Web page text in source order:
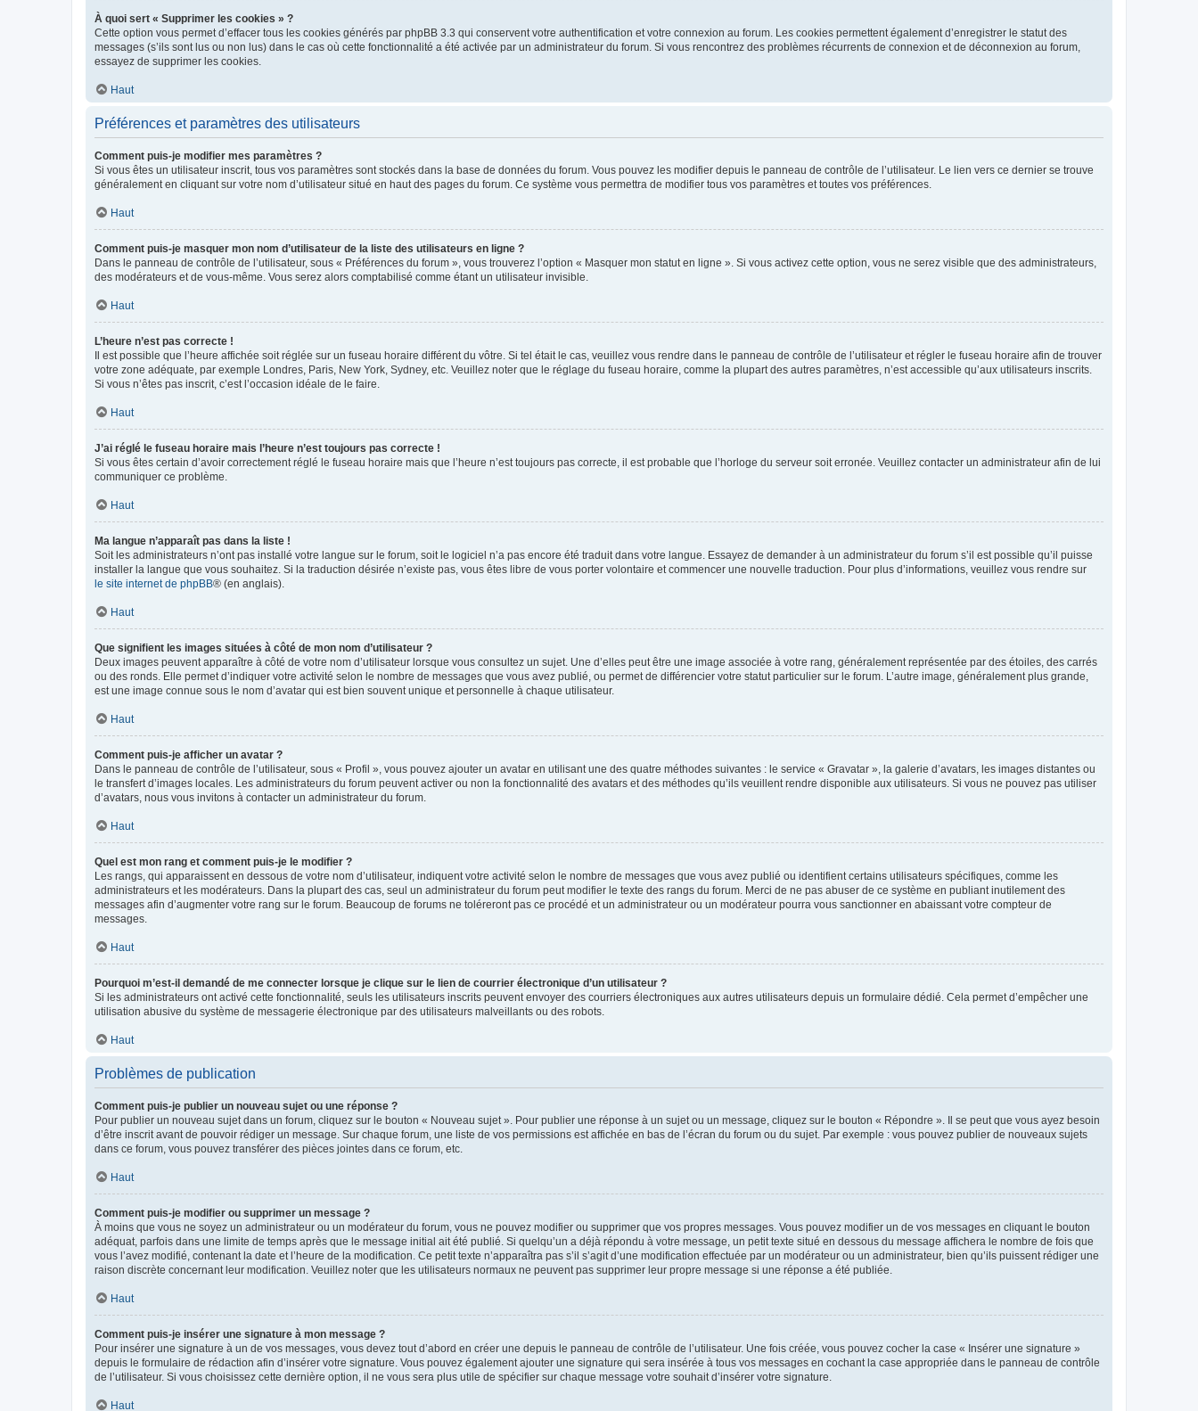
À quoi sert « Supprimer les cookies » ?
Cette option vous permet d’effacer tous les cookies générés par phpBB 3.3 qui conservent votre authentification et votre connexion au forum. Les cookies permettent également d’enregistrer le statut des
messages (s’ils sont lus ou non lus) dans le cas où cette fonctionnalité a été activée par un administrateur du forum. Si vous rencontrez des problèmes récurrents de connexion et de déconnexion au forum,
essayez de supprimer les cookies.
Haut
Préférences et paramètres des utilisateurs
Comment puis-je modifier mes paramètres ?
Si vous êtes un utilisateur inscrit, tous vos paramètres sont stockés dans la base de données du forum. Vous pouvez les modifier depuis le panneau de contrôle de l’utilisateur. Le lien vers ce dernier se trouve
généralement en cliquant sur votre nom d’utilisateur situé en haut des pages du forum. Ce système vous permettra de modifier tous vos paramètres et toutes vos préférences.
Haut
Comment puis-je masquer mon nom d’utilisateur de la liste des utilisateurs en ligne ?
Dans le panneau de contrôle de l’utilisateur, sous « Préférences du forum », vous trouverez l’option « Masquer mon statut en ligne ». Si vous activez cette option, vous ne serez visible que des administrateurs,
des modérateurs et de vous-même. Vous serez alors comptabilisé comme étant un utilisateur invisible.
Haut
L’heure n’est pas correcte !
Il est possible que l’heure affichée soit réglée sur un fuseau horaire différent du vôtre. Si tel était le cas, veuillez vous rendre dans le panneau de contrôle de l’utilisateur et régler le fuseau horaire afin de trouver
votre zone adéquate, par exemple Londres, Paris, New York, Sydney, etc. Veuillez noter que le réglage du fuseau horaire, comme la plupart des autres paramètres, n’est accessible qu’aux utilisateurs inscrits.
Si vous n’êtes pas inscrit, c’est l’occasion idéale de le faire.
Haut
J’ai réglé le fuseau horaire mais l’heure n’est toujours pas correcte !
Si vous êtes certain d’avoir correctement réglé le fuseau horaire mais que l’heure n’est toujours pas correcte, il est probable que l’horloge du serveur soit erronée. Veuillez contacter un administrateur afin de lui
communiquer ce problème.
Haut
Ma langue n’apparaît pas dans la liste !
Soit les administrateurs n’ont pas installé votre langue sur le forum, soit le logiciel n’a pas encore été traduit dans votre langue. Essayez de demander à un administrateur du forum s’il est possible qu’il puisse
installer la langue que vous souhaitez. Si la traduction désirée n’existe pas, vous êtes libre de vous porter volontaire et commencer une nouvelle traduction. Pour plus d’informations, veuillez vous rendre sur
le site internet de phpBB® (en anglais).
Haut
Que signifient les images situées à côté de mon nom d’utilisateur ?
Deux images peuvent apparaître à côté de votre nom d’utilisateur lorsque vous consultez un sujet. Une d’elles peut être une image associée à votre rang, généralement représentée par des étoiles, des carrés
ou des ronds. Elle permet d’indiquer votre activité selon le nombre de messages que vous avez publié, ou permet de différencier votre statut particulier sur le forum. L’autre image, généralement plus grande,
est une image connue sous le nom d’avatar qui est bien souvent unique et personnelle à chaque utilisateur.
Haut
Comment puis-je afficher un avatar ?
Dans le panneau de contrôle de l’utilisateur, sous « Profil », vous pouvez ajouter un avatar en utilisant une des quatre méthodes suivantes : le service « Gravatar », la galerie d’avatars, les images distantes ou
le transfert d’images locales. Les administrateurs du forum peuvent activer ou non la fonctionnalité des avatars et des méthodes qu’ils veuillent rendre disponible aux utilisateurs. Si vous ne pouvez pas utiliser
d’avatars, nous vous invitons à contacter un administrateur du forum.
Haut
Quel est mon rang et comment puis-je le modifier ?
Les rangs, qui apparaissent en dessous de votre nom d’utilisateur, indiquent votre activité selon le nombre de messages que vous avez publié ou identifient certains utilisateurs spécifiques, comme les
administrateurs et les modérateurs. Dans la plupart des cas, seul un administrateur du forum peut modifier le texte des rangs du forum. Merci de ne pas abuser de ce système en publiant inutilement des
messages afin d’augmenter votre rang sur le forum. Beaucoup de forums ne toléreront pas ce procédé et un administrateur ou un modérateur pourra vous sanctionner en abaissant votre compteur de
messages.
Haut
Pourquoi m’est-il demandé de me connecter lorsque je clique sur le lien de courrier électronique d’un utilisateur ?
Si les administrateurs ont activé cette fonctionnalité, seuls les utilisateurs inscrits peuvent envoyer des courriers électroniques aux autres utilisateurs depuis un formulaire dédié. Cela permet d’empêcher une
utilisation abusive du système de messagerie électronique par des utilisateurs malveillants ou des robots.
Haut
Problèmes de publication
Comment puis-je publier un nouveau sujet ou une réponse ?
Pour publier un nouveau sujet dans un forum, cliquez sur le bouton « Nouveau sujet ». Pour publier une réponse à un sujet ou un message, cliquez sur le bouton « Répondre ». Il se peut que vous ayez besoin
d’être inscrit avant de pouvoir rédiger un message. Sur chaque forum, une liste de vos permissions est affichée en bas de l’écran du forum ou du sujet. Par exemple : vous pouvez publier de nouveaux sujets
dans ce forum, vous pouvez transférer des pièces jointes dans ce forum, etc.
Haut
Comment puis-je modifier ou supprimer un message ?
À moins que vous ne soyez un administrateur ou un modérateur du forum, vous ne pouvez modifier ou supprimer que vos propres messages. Vous pouvez modifier un de vos messages en cliquant le bouton
adéquat, parfois dans une limite de temps après que le message initial ait été publié. Si quelqu’un a déjà répondu à votre message, un petit texte situé en dessous du message affichera le nombre de fois que
vous l’avez modifié, contenant la date et l’heure de la modification. Ce petit texte n’apparaîtra pas s’il s’agit d’une modification effectuée par un modérateur ou un administrateur, bien qu’ils puissent rédiger une
raison discrète concernant leur modification. Veuillez noter que les utilisateurs normaux ne peuvent pas supprimer leur propre message si une réponse a été publiée.
Haut
Comment puis-je insérer une signature à mon message ?
Pour insérer une signature à un de vos messages, vous devez tout d’abord en créer une depuis le panneau de contrôle de l’utilisateur. Une fois créée, vous pouvez cocher la case « Insérer une signature »
depuis le formulaire de rédaction afin d’insérer votre signature. Vous pouvez également ajouter une signature qui sera insérée à tous vos messages en cochant la case appropriée dans le panneau de contrôle
de l’utilisateur. Si vous choisissez cette dernière option, il ne vous sera plus utile de spécifier sur chaque message votre souhait d’insérer votre signature.
Haut